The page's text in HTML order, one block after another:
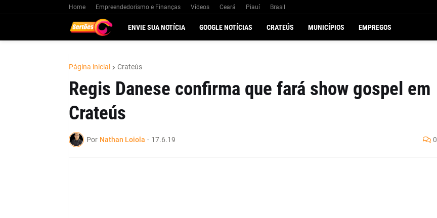
Home Empreendedorismo e Finanças Vídeos Ceará Piauí Brasil
ENVIE SUA NOTÍCIA GOOGLE NOTÍCIAS CRATEÚS MUNICÍPIOS EMPREGOS
Página inicial Crateús
Regis Danese confirma que fará show gospel em
Crateús
Por Nathan Loiola - 17.6.19 0